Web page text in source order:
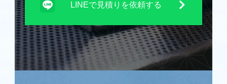
LINEで見積りを依頼する